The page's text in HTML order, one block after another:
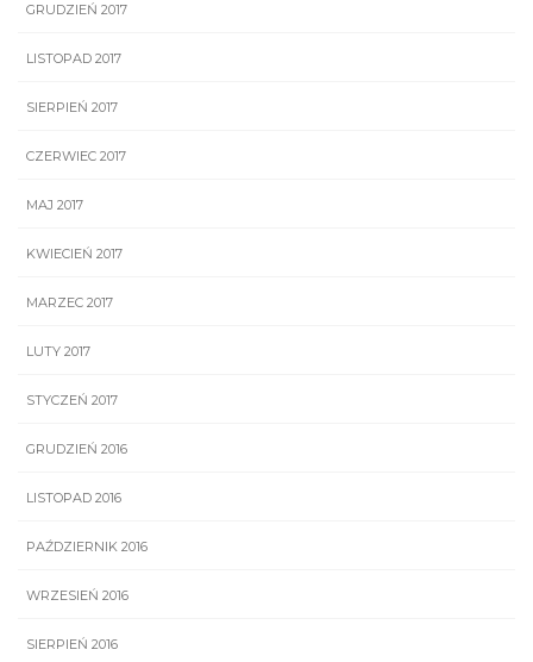
GRUDZIEŃ 2017
LISTOPAD 2017
SIERPIEŃ 2017
CZERWIEC 2017
MAJ 2017
KWIECIEŃ 2017
MARZEC 2017
LUTY 2017
STYCZEŃ 2017
GRUDZIEŃ 2016
LISTOPAD 2016
PAŹDZIERNIK 2016
WRZESIEŃ 2016
SIERPIEŃ 2016